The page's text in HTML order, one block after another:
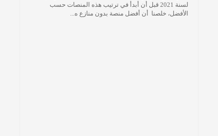
لسنة 2021 قبل أن أبدأ في ترتيب هذه المنصات حسب
الأفضل، خلصنا أن أفضل منصة بدون منازع ه...